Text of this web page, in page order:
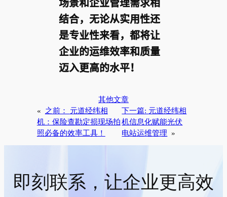
场景和企业管理需求相
结合，无论从实用性还
是专业性来看，都将让
企业的运维效率和质量
迈入更高的水平！
其他文章
«
之前： 元道经纬相
机：保险查勘定损现场拍
照必备的效率工具！
下一篇: 元道经纬相
机信息化赋能光伏
电站运维管理 »
即刻联系，让企业更高效